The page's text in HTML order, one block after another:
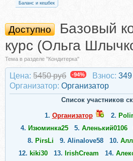
Баланс и кешбек
Доступно
Базовый
курс (Ольга
Тема в разделе "Кондитерка"
Цена: 5450 руб -94% Взнос:
Организатор: Организатор
Список участников
1. Организатор 2.
4. Изюминка25 5. Аленький0106
8. PirsLi 9. Alinalove58 10.
12. kiki30 13. IrishCream 14.